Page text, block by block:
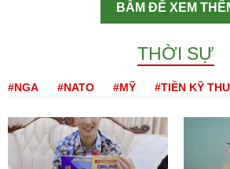
BẤM ĐỂ XEM
THỜI SỰ
#NGA #NATO #MỸ #TIỀN KỸ